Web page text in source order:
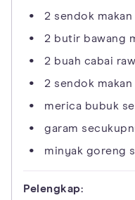
2 sendok
2 butir bawang
2 buah cabai
2 sendok
merica bubuk
garam
minyak goreng
Pelengkap: